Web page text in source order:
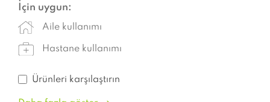
İçin uygun:
Aile kullanımı
Hastane kullanımı
Ürünleri karşılaştırın